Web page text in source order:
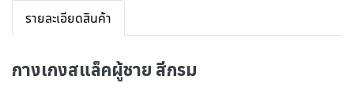
รายละเอียดสินค้า
กางเกงสแล็คผู้ชาย สีกรม